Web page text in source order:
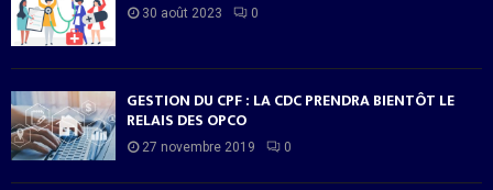
30 août 2023 0
GESTION DU CPF : LA CDC PRENDRA BIENTÔT LE
RELAIS DES OPCO
27 novembre 2019 0